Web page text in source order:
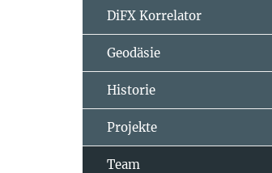
DiFX Korrelator
Geodäsie
Historie
Projekte
Team